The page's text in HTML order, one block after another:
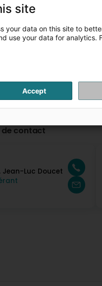
de contact
Jean-Luc Doucet
site
your data on this site to
use your data for analytics.
Accept